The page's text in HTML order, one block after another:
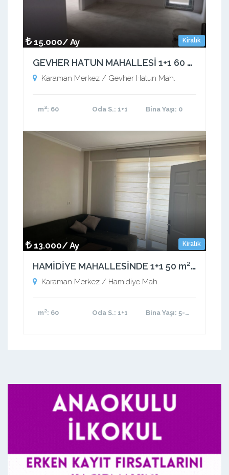
Kiralık
15.000/ Ay
GEVHER HATUN MAHALLESİ 1+1 60 M2 SIFIR APART
Karaman Merkez / Gevher Hatun Mah.
m²: 60 Oda S.: 1+1 Bina Yaşı: 0
Kiralık
13.000/ Ay
HAMİDİYE MAHALLESİNDE 1+1 50 m² EŞYALI KİRALIK APART
Karaman Merkez / Hamidiye Mah.
m²: 60 Oda S.: 1+1 Bina Yaşı: 5-10 arası